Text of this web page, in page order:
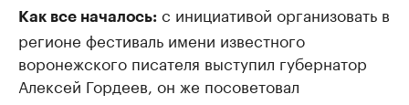
Как все началось: с инициативой организовать в
регионе фестиваль имени известного
воронежского писателя выступил губернатор
Алексей Гордеев, он же посоветовал